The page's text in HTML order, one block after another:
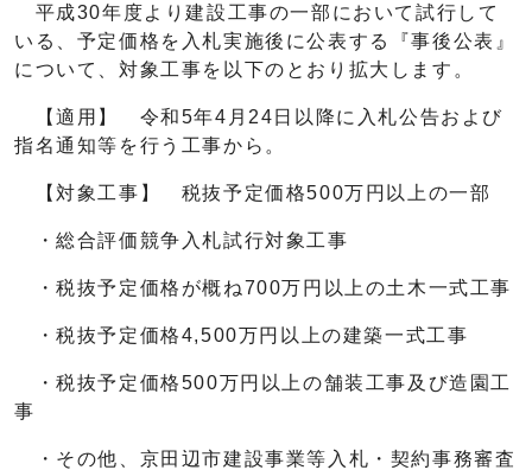
平成30年度より建設工事の一部において試行して
いる、予定価格を入札実施後に公表する『事後公表』
について、対象工事を以下のとおり拡大します。
【適用】 令和5年4月24日以降に入札公告および
指名通知等を行う工事から。
【対象工事】 税抜予定価格500万円以上の一部
・総合評価競争入札試行対象工事
・税抜予定価格が概ね700万円以上の土木一式工事
・税抜予定価格4,500万円以上の建築一式工事
・税抜予定価格500万円以上の舗装工事及び造園工
事
・その他、京田辺市建設事業等入札・契約事務審査